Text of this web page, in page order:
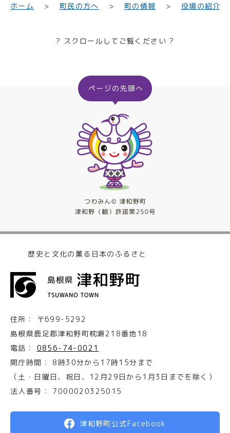
ホーム 町民の方へ 町の情報 役場の紹介
? スクロールしてご覧ください ?
歴史と文化の薫る日本のふるさと
住所：
〒699-5292
島根県鹿足郡津和野町枕瀬218番地18
電話：
0856-74-0021
開庁時間：
8時30分から17時15分まで
（土・日曜日、祝日、12月29日から1月3日までを除く）
法人番号：
7000020325015
津和野町公式Facebook